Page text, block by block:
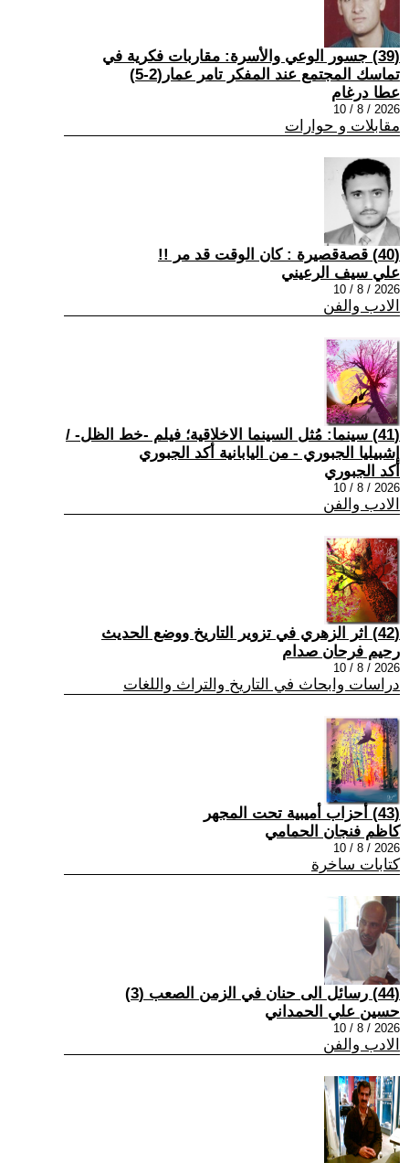
(39) جسور الوعي والأسرة: مقاربات فكرية في
تماسك المجتمع عند المفكر تامر عمار(2-5)
عطا درغام
2026 / 8 / 10
مقابلات و حوارات
(40) قصةقصيرة : كان الوقت قد مر !!
علي سيف الرعيني
2026 / 8 / 10
الادب والفن
(41) سينما: مُثل السينما الاخلاقية؛ فيلم -خط الظل- /
إشبيليا الجبوري - من اليابانية أكد الجبوري
أكد الجبوري
2026 / 8 / 10
الادب والفن
(42) اثر الزهري في تزوير التاريخ ووضع الحديث
رحيم فرحان صدام
2026 / 8 / 10
دراسات وابحاث في التاريخ والتراث واللغات
(43) أحزاب أميبية تحت المجهر
كاظم فنجان الحمامي
2026 / 8 / 10
كتابات ساخرة
(44) رسائل الى حنان في الزمن الصعب (3)
حسين علي الحمداني
2026 / 8 / 10
الادب والفن